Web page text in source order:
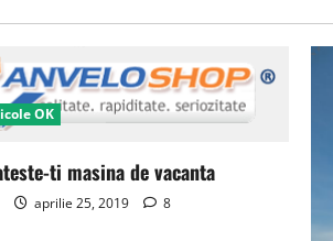
OK
ti masina de vacanta
aprilie 25, 2019 8